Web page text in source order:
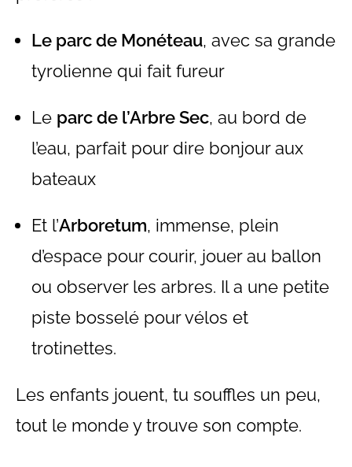
Le parc de Monéteau, avec sa grande
tyrolienne qui fait fureur
Le parc de l’Arbre Sec, au bord de
l’eau, parfait pour dire bonjour aux
bateaux
Et l’Arboretum, immense, plein
d’espace pour courir, jouer au ballon
ou observer les arbres. Il a une petite
piste bosselé pour vélos et
trotinettes.
Les enfants jouent, tu souffles un peu,
tout le monde y trouve son compte.